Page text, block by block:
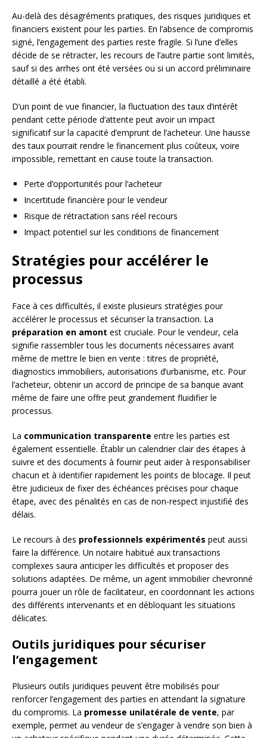
Au-delà des désagréments pratiques, des risques juridiques et
financiers existent pour les parties. En l’absence de compromis
signé, l’engagement des parties reste fragile. Si l’une d’elles
décide de se rétracter, les recours de l’autre partie sont limités,
sauf si des arrhes ont été versées ou si un accord préliminaire
détaillé a été établi.
D’un point de vue financier, la fluctuation des taux d’intérêt
pendant cette période d’attente peut avoir un impact
significatif sur la capacité d’emprunt de l’acheteur. Une hausse
des taux pourrait rendre le financement plus coûteux, voire
impossible, remettant en cause toute la transaction.
Perte d’opportunités pour l’acheteur
Incertitude financière pour le vendeur
Risque de rétractation sans réel recours
Impact potentiel sur les conditions de financement
Stratégies pour accélérer le
processus
Face à ces difficultés, il existe plusieurs stratégies pour
accélérer le processus et sécuriser la transaction. La
préparation en amont est cruciale. Pour le vendeur, cela
signifie rassembler tous les documents nécessaires avant
même de mettre le bien en vente : titres de propriété,
diagnostics immobiliers, autorisations d’urbanisme, etc. Pour
l’acheteur, obtenir un accord de principe de sa banque avant
même de faire une offre peut grandement fluidifier le
processus.
La communication transparente entre les parties est
également essentielle. Établir un calendrier clair des étapes à
suivre et des documents à fournir peut aider à responsabiliser
chacun et à identifier rapidement les points de blocage. Il peut
être judicieux de fixer des échéances précises pour chaque
étape, avec des pénalités en cas de non-respect injustifié des
délais.
Le recours à des professionnels expérimentés peut aussi
faire la différence. Un notaire habitué aux transactions
complexes saura anticiper les difficultés et proposer des
solutions adaptées. De même, un agent immobilier chevronné
pourra jouer un rôle de facilitateur, en coordonnant les actions
des différents intervenants et en débloquant les situations
délicates.
Outils juridiques pour sécuriser
l’engagement
Plusieurs outils juridiques peuvent être mobilisés pour
renforcer l’engagement des parties en attendant la signature
du compromis. La promesse unilatérale de vente, par
exemple, permet au vendeur de s’engager à vendre son bien à